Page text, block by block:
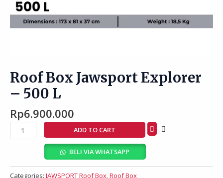
Roof Box Jawsport Explorer
– 500 L
Rp6.900.000
ADD TO CART
BELI VIA WHATSAPP
Categories: JAWSPORT Roof Box,Roof Box